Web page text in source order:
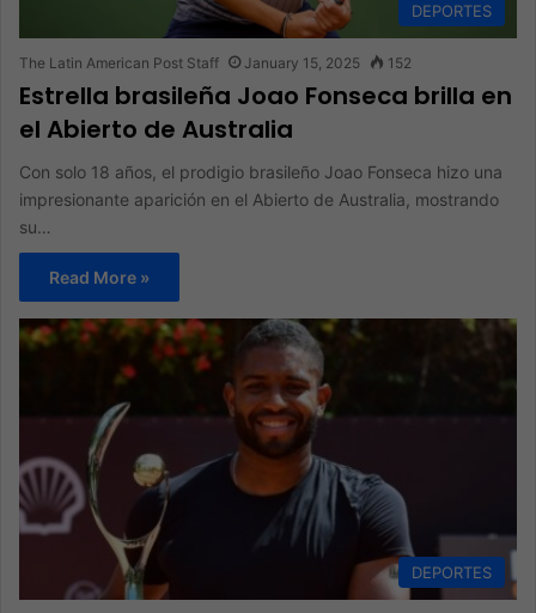
DEPORTES
The Latin American Post Staff January 15, 2025 152
Estrella brasileña Joao Fonseca brilla en
el Abierto de Australia
Con solo 18 años, el prodigio brasileño Joao Fonseca hizo una
impresionante aparición en el Abierto de Australia, mostrando
su…
Read More »
DEPORTES